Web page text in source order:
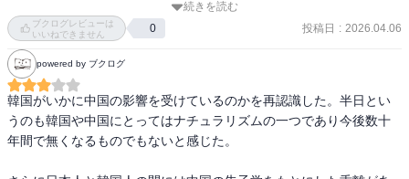
本のオールドメディアもひどいが、それといい勝負の韓国メディ
ア。百聞は一見にしかずというが、りょうごくのメディアの影響も
消えていくだろう。本書は、韓国史の入門書としても最適だと思
う。著者は日本の歴史学界の旧態依然とした歴史観にインパクトを
あたえていと思う。なぜ、韓国が反日なのかよくわかる。
続きを読む
ブクログレビューは
いいねできません
0 投稿日 : 2026.04.06
powered by ブクログ
韓国がいかに中国の影響を受けているのかを再認識した。半日とい
うのも韓国や中国にとってはナチュラリズムの一つであり今後数十
年間で無くなるものでもないと感じた。